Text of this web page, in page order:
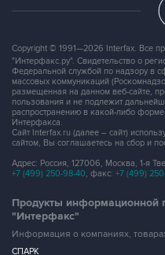
Copyright © 1991—2026 Interfax. Все
"Интерфакс.ру". Свидетельство о
Федеральной службой по надзору в
массовых коммуникаций
размещенная на данном веб-сайте,
пользования и не подлежит
распространению в какой-либо
Интерфакса.
Сайт Interfax.ru (далее – сайт)
сайтом, Вы соглашаетесь на сбор и
Адрес: Россия, 127006, Москва, 1-я
+7 (499) 250-98-40, факс: +7 (499)
Продукты информационной
"Интерфакс"
Информация о компаниях,
СПАРК